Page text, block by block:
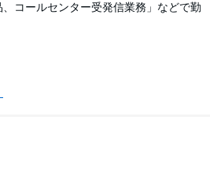
コールセンター受発信業務」などで勤